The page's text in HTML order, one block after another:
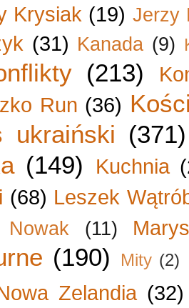
Krysiak (19) Jerzy
(31) Kanada (9)
(213)
Run (36)
ukraiński (371)
(149) Kuchnia
(68) Leszek
Nowak (11)
(190) Mity (2)
Zelandia (32)